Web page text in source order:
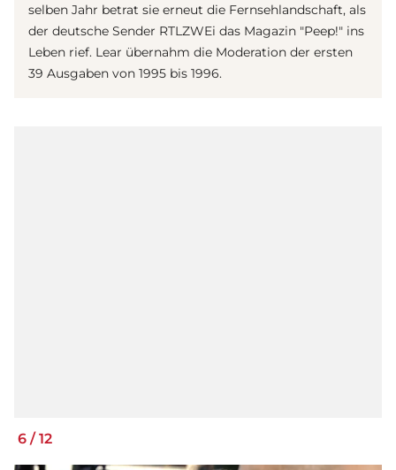
selben Jahr betrat sie erneut die Fernsehlandschaft, als
der deutsche Sender RTLZWEi das Magazin "Peep!" ins
Leben rief. Lear übernahm die Moderation der ersten
39 Ausgaben von 1995 bis 1996.
6 /12